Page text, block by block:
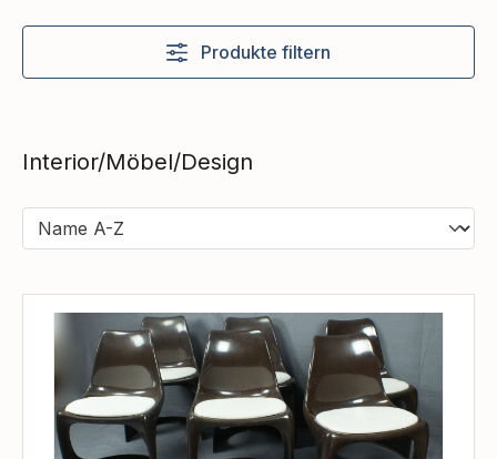
Produkte filtern
Interior/Möbel/Design